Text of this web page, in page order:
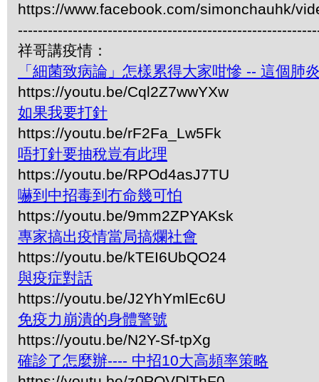
https://www.facebook.com/simonchauhk/
祥哥講疫情：
「細菌致病論」怎樣累得大家咁慘 -- 這個肺
https://youtu.be/Cql2Z7wwYXw
如果我要打針
https://youtu.be/rF2Fa_Lw5Fk
唔打針要抽稅豈有此理
https://youtu.be/RPOd4asJ7TU
嚇到中招毒到冇命幾可怕
https://youtu.be/9mm2ZPYAKsk
專家搞出疫情當局搞爛社會
https://youtu.be/kTEI6UbQO24
與疫症對話
https://youtu.be/J2YhYmlEc6U
免疫力崩潰的身體警號
https://youtu.be/N2Y-Sf-tpXg
確診了怎麼辦---- 中招10大高頻率策略